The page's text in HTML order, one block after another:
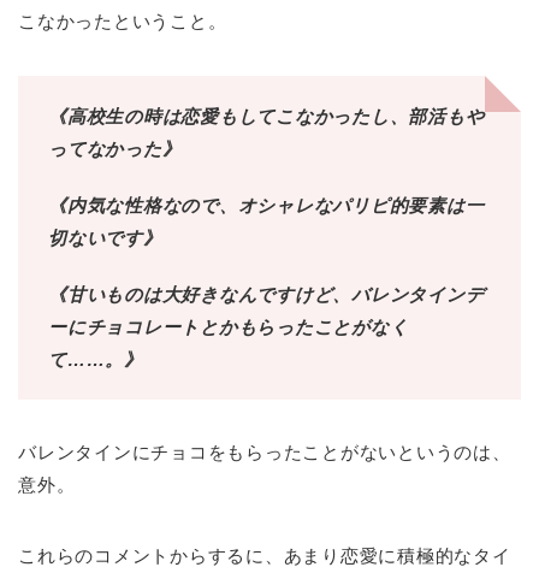
こなかったということ。
《高校生の時は恋愛もしてこなかったし、部活もや
ってなかった》
《内気な性格なので、オシャレなパリピ的要素は一
切ないです》
《甘いものは大好きなんですけど、バレンタインデ
ーにチョコレートとかもらったことがなく
て……。》
バレンタインにチョコをもらったことがないというのは、
意外。
これらのコメントからするに、あまり恋愛に積極的なタイ